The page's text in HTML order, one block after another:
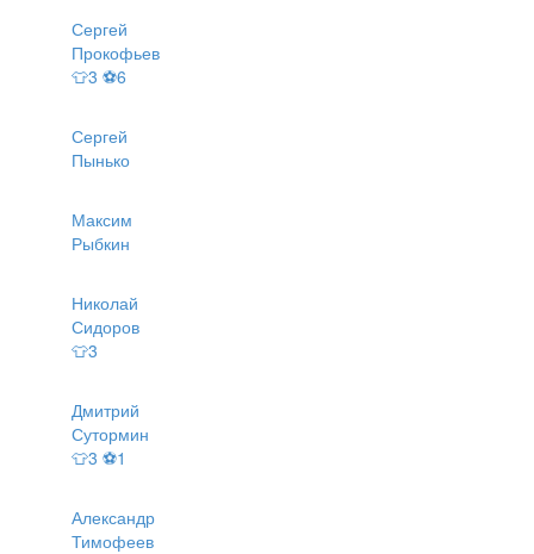
Сергей
Прокофьев
👕3 ⚽6
Сергей
Пынько
Максим
Рыбкин
Николай
Сидоров
👕3
Дмитрий
Сутормин
👕3 ⚽1
Александр
Тимофеев